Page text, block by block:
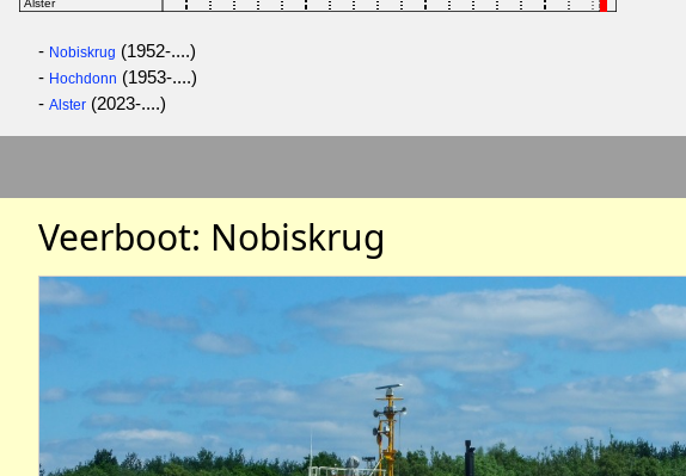
- Nobiskrug (1952-....)
- Hochdonn (1953-....)
- Alster (2023-....)
Veerboot: Nobiskrug